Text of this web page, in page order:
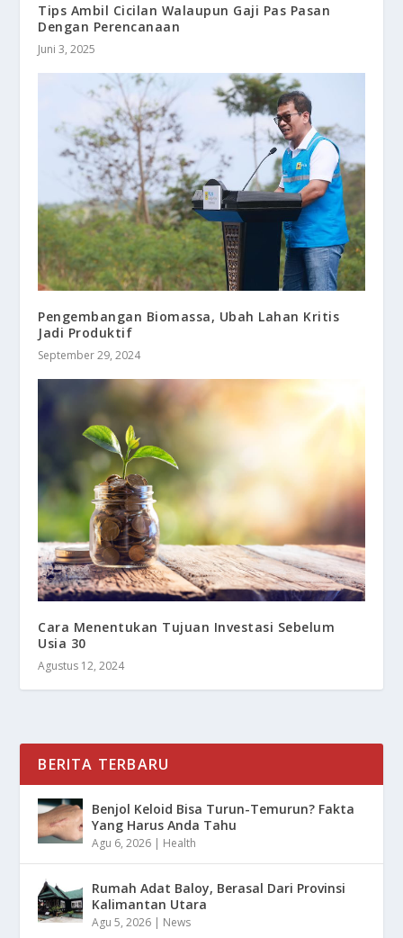
Tips Ambil Cicilan Walaupun Gaji Pas Pasan
Dengan Perencanaan
Juni 3, 2025
Pengembangan Biomassa, Ubah Lahan Kritis
Jadi Produktif
September 29, 2024
Cara Menentukan Tujuan Investasi Sebelum
Usia 30
Agustus 12, 2024
BERITA TERBARU
Benjol Keloid Bisa Turun-Temurun? Fakta
Yang Harus Anda Tahu
Agu 6, 2026 | Health
Rumah Adat Baloy, Berasal Dari Provinsi
Kalimantan Utara
Agu 5, 2026 | News